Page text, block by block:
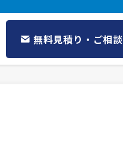
無料見積り・ご相談